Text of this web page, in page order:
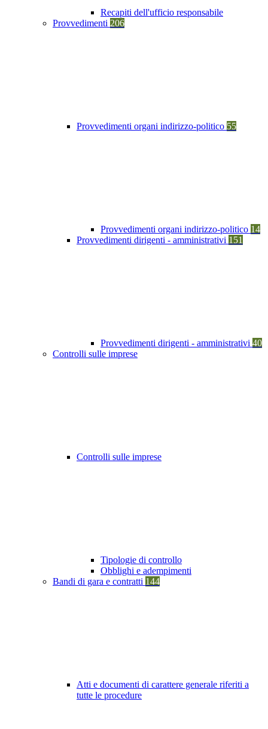
Recapiti dell'ufficio responsabile
Provvedimenti 206
Provvedimenti organi indirizzo-politico 55
Provvedimenti organi indirizzo-politico 14
Provvedimenti dirigenti - amministrativi 151
Provvedimenti dirigenti - amministrativi 40
Controlli sulle imprese
Controlli sulle imprese
Tipologie di controllo
Obblighi e adempimenti
Bandi di gara e contratti 144
Atti e documenti di carattere generale riferiti a
tutte le procedure